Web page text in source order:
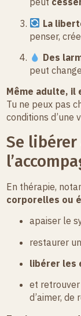
La
penser,
Des
peut
Même adulte, il
Tu ne peux pas
conditions d’une
Se libérer
En thérapie,
corporelles ou
apaiser le
restaurer
libérer les
et retrouver
d’aimer, de